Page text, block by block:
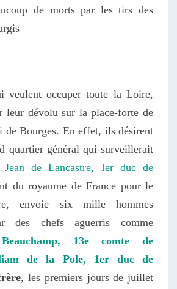
de morts par les tirs des
veulent occuper toute la Loire,
leur dévolu sur la place-forte de
de Bourges. En effet, ils désirent
quartier général qui surveillerait
Jean de Lancastre, Ier duc de
du royaume de France pour le
envoie six mille hommes
des chefs aguerris comme
13e comte de
de la Pole, 1er duc de
, les premiers jours de juillet